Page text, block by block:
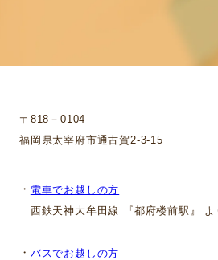
〒818－0104
福岡県太宰府市通古賀2-3-15
・ 電車でお越しの方
西鉄天神大牟田線 『都府楼前駅』 よ
・ バスでお越しの方